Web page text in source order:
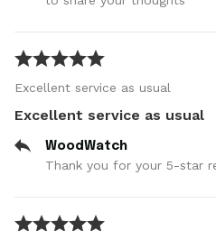
Excellent service as usual
Excellent service as usual
WoodWatch
Thank you for your 5-star